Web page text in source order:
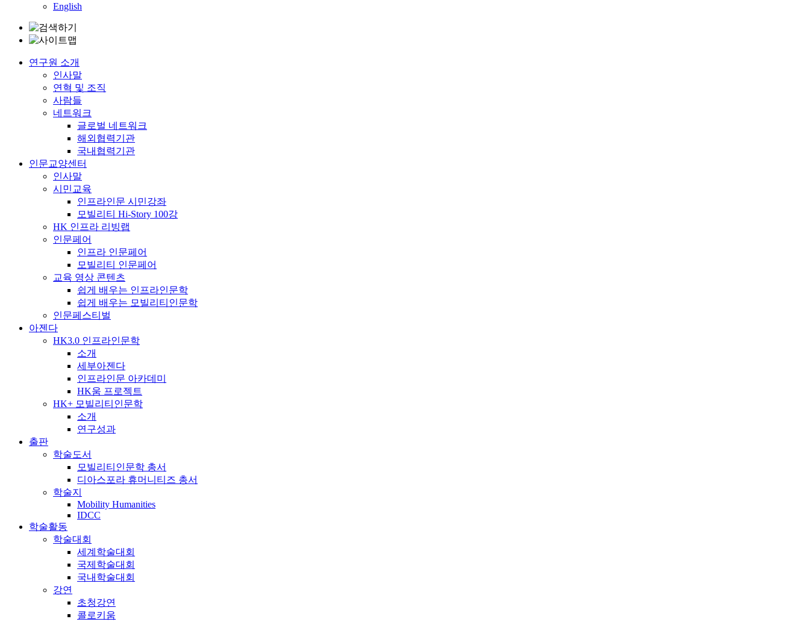
English
연구원 소개
인사말
연혁 및 조직
사람들
네트워크
글로벌 네트워크
해외협력기관
국내협력기관
인문교양센터
인사말
시민교육
인프라인문 시민강좌
모빌리티 Hi-Story 100강
HK 인프라 리빙랩
인문페어
인프라 인문페어
모빌리티 인문페어
교육 영상 콘텐츠
쉽게 배우는 인프라인문학
쉽게 배우는 모빌리티인문학
인문페스티벌
아젠다
HK3.0 인프라인문학
소개
세부아젠다
인프라인문 아카데미
HK움 프로젝트
HK+ 모빌리티인문학
소개
연구성과
출판
학술도서
모빌리티인문학 총서
디아스포라 휴머니티즈 총서
학술지
Mobility Humanities
IDCC
학술활동
학술대회
세계학술대회
국제학술대회
국내학술대회
강연
초청강연
콜로키움